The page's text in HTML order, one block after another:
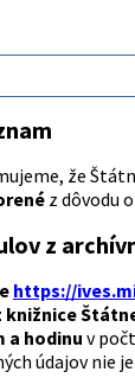
že
z dôvodu
z
https://
a hodinu v
údajov nie